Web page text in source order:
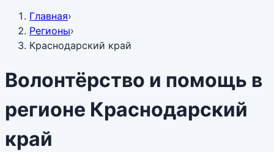
Главная›
Регионы›
Краснодарский край
Волонтёрство и помощь в
регионе Краснодарский
край